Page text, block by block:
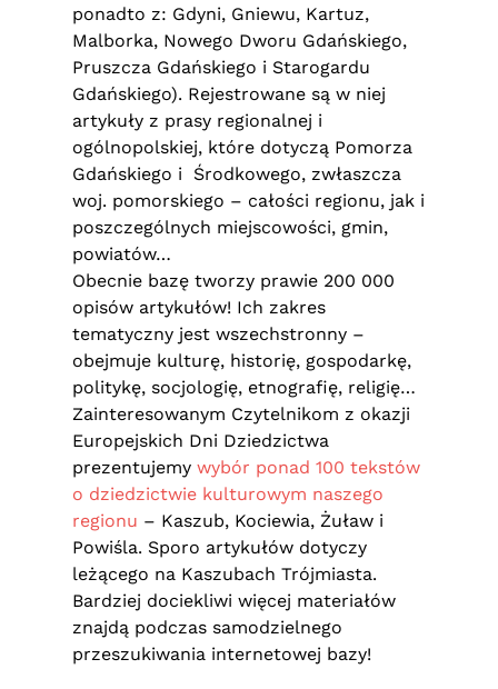
ponadto z: Gdyni, Gniewu, Kartuz,
Malborka, Nowego Dworu Gdańskiego,
Pruszcza Gdańskiego i Starogardu
Gdańskiego). Rejestrowane są w niej
artykuły z prasy regionalnej i
ogólnopolskiej, które dotyczą Pomorza
Gdańskiego i Środkowego, zwłaszcza
woj. pomorskiego – całości regionu, jak i
poszczególnych miejscowości, gmin,
powiatów…
Obecnie bazę tworzy prawie 200 000
opisów artykułów! Ich zakres
tematyczny jest wszechstronny –
obejmuje kulturę, historię, gospodarkę,
politykę, socjologię, etnografię, religię…
Zainteresowanym Czytelnikom z okazji
Europejskich Dni Dziedzictwa
prezentujemy wybór ponad 100 tekstów
o dziedzictwie kulturowym naszego
regionu – Kaszub, Kociewia, Żuław i
Powiśla. Sporo artykułów dotyczy
leżącego na Kaszubach Trójmiasta.
Bardziej dociekliwi więcej materiałów
znajdą podczas samodzielnego
przeszukiwania internetowej bazy!